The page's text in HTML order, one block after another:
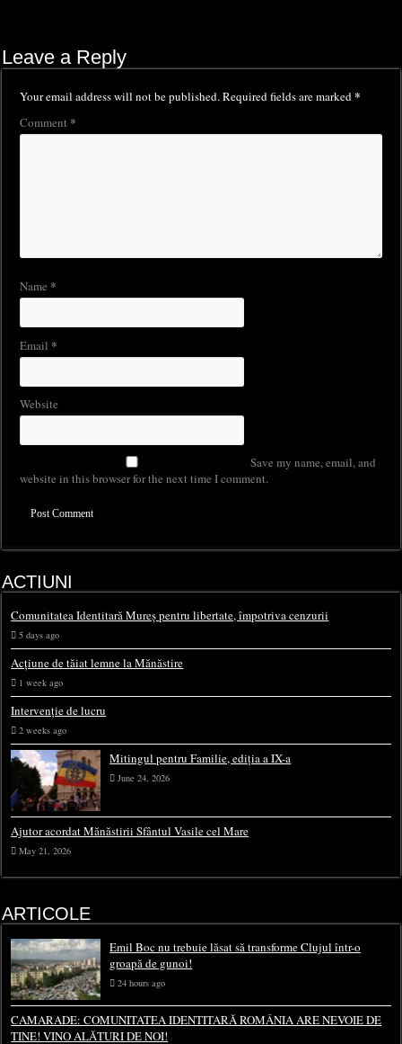
Leave a Reply
Your email address will not be published. Required fields are marked*
Comment *
Name *
Email *
Website
Save my name, email, and
website in this browser for the next time I comment.
ACTIUNI
Comunitatea Identitară Mureș pentru libertate, împotriva cenzurii
5 days ago
Acțiune de tăiat lemne la Mănăstire
1 week ago
Intervenție de lucru
2 weeks ago
Mitingul pentru Familie, ediția a IX-a
June 24, 2026
Ajutor acordat Mănăstirii Sfântul Vasile cel Mare
May 21, 2026
ARTICOLE
Emil Boc nu trebuie lăsat să transforme Clujul într-o
groapă de gunoi!
24 hours ago
CAMARADE: COMUNITATEA IDENTITARĂ ROMÂNIA ARE NEVOIE DE
TINE! VINO ALĂTURI DE NOI!